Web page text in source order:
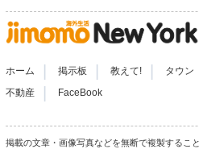
ホーム 掲示板 教えて! タウン
不動産 FaceBook
掲載の文章・画像写真などを無断で複製するこ